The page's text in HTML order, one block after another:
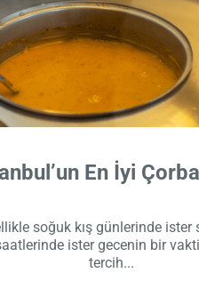
En İyi
soğuk kış günlerinde ister
ister gecenin bir vakti
tercih